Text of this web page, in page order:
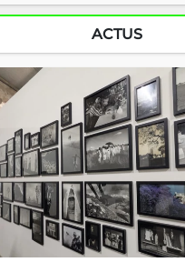
6 juillet 2026
Pierrot Men : Le regard
l'heure où les écrans
saturées et d'images
quelques secondes, Pierrot